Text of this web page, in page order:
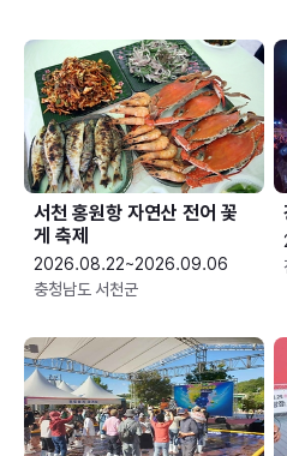
서천 홍원항 자연산 전어 꽃
게 축제
2026.08.22~2026.09.06
충청남도 서천군